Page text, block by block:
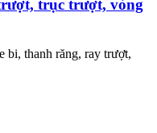
trục trượt, vòng
bi, thanh răng, ray trượt,